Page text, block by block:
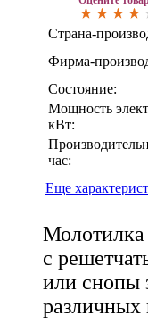
Страна-
Фирма-
Состояние:
Мощность
кВт:
час:
Еще
с
или снопы
различных